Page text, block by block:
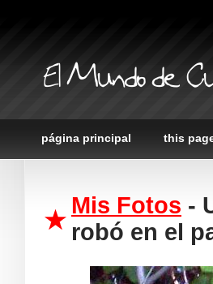
El Mundo de
página principal this
Mis Fotos -
robó en el